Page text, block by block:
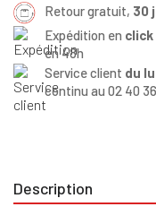
Retour gratuit, 30
Expédition en
en 48h
Service client du
continu au 02 40
Description